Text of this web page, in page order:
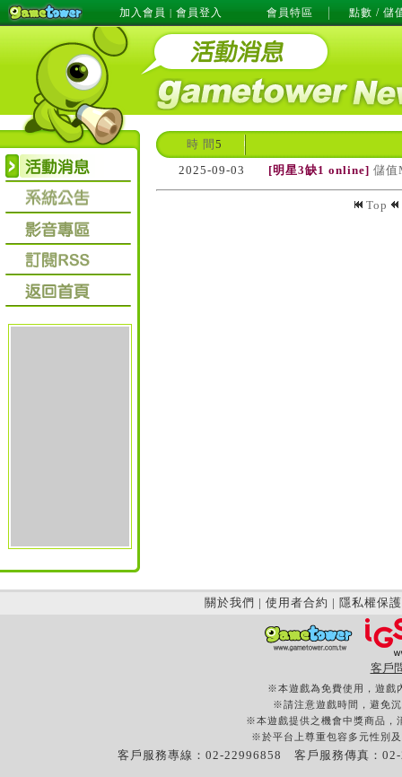
加入會員 | 會員登入 會員特區 點數 / 儲
時 間 5
2025-09-03
[明星3缺1 online] 儲值
Top
關於我們 | 使用者合約 | 隱私權保護
客戶
※本遊戲為免費使用，遊戲
※請注意遊戲時間，避免
※本遊戲提供之機會中獎商品，
※於平台上尊重包容多元性別
客戶服務專線：02-22996858 客戶服務傳真：